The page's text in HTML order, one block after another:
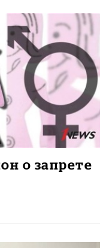
о запрете